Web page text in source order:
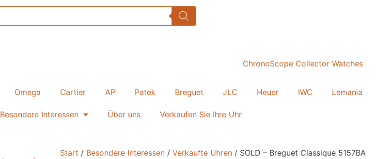
Omega Cartier AP Patek Breguet JLC Heuer IWC Lemania
Besondere Interessen Über uns Verkaufen Sie Ihre Uhr
Start / Besondere Interessen / Verkaufte Uhren / SOLD – Breguet Classique 5157BA